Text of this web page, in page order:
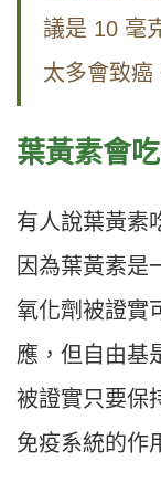
議是 10 毫
太多會致癌
葉黃素會
有人說葉黃素
因為葉黃素是
氧化劑被證實
應，但自由基
被證實只要保
免疫系統的作